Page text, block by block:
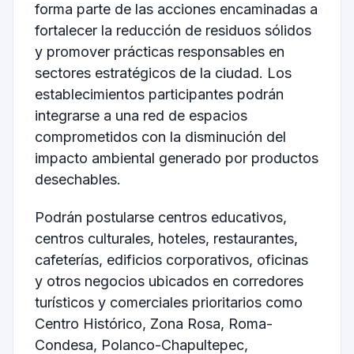
forma parte de las acciones encaminadas a
fortalecer la reducción de residuos sólidos
y promover prácticas responsables en
sectores estratégicos de la ciudad. Los
establecimientos participantes podrán
integrarse a una red de espacios
comprometidos con la disminución del
impacto ambiental generado por productos
desechables.
Podrán postularse centros educativos,
centros culturales, hoteles, restaurantes,
cafeterías, edificios corporativos, oficinas
y otros negocios ubicados en corredores
turísticos y comerciales prioritarios como
Centro Histórico, Zona Rosa, Roma-
Condesa, Polanco-Chapultepec,